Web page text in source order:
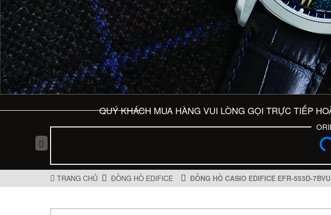
QUÝ KHÁCH MUA HÀNG VUI LÒNG GỌI TRỰC TIẾP
TRANG CHỦ ĐỒNG HỒ EDIFICE ĐỒNG HỒ CASIO EDIFICE EFR-553D-